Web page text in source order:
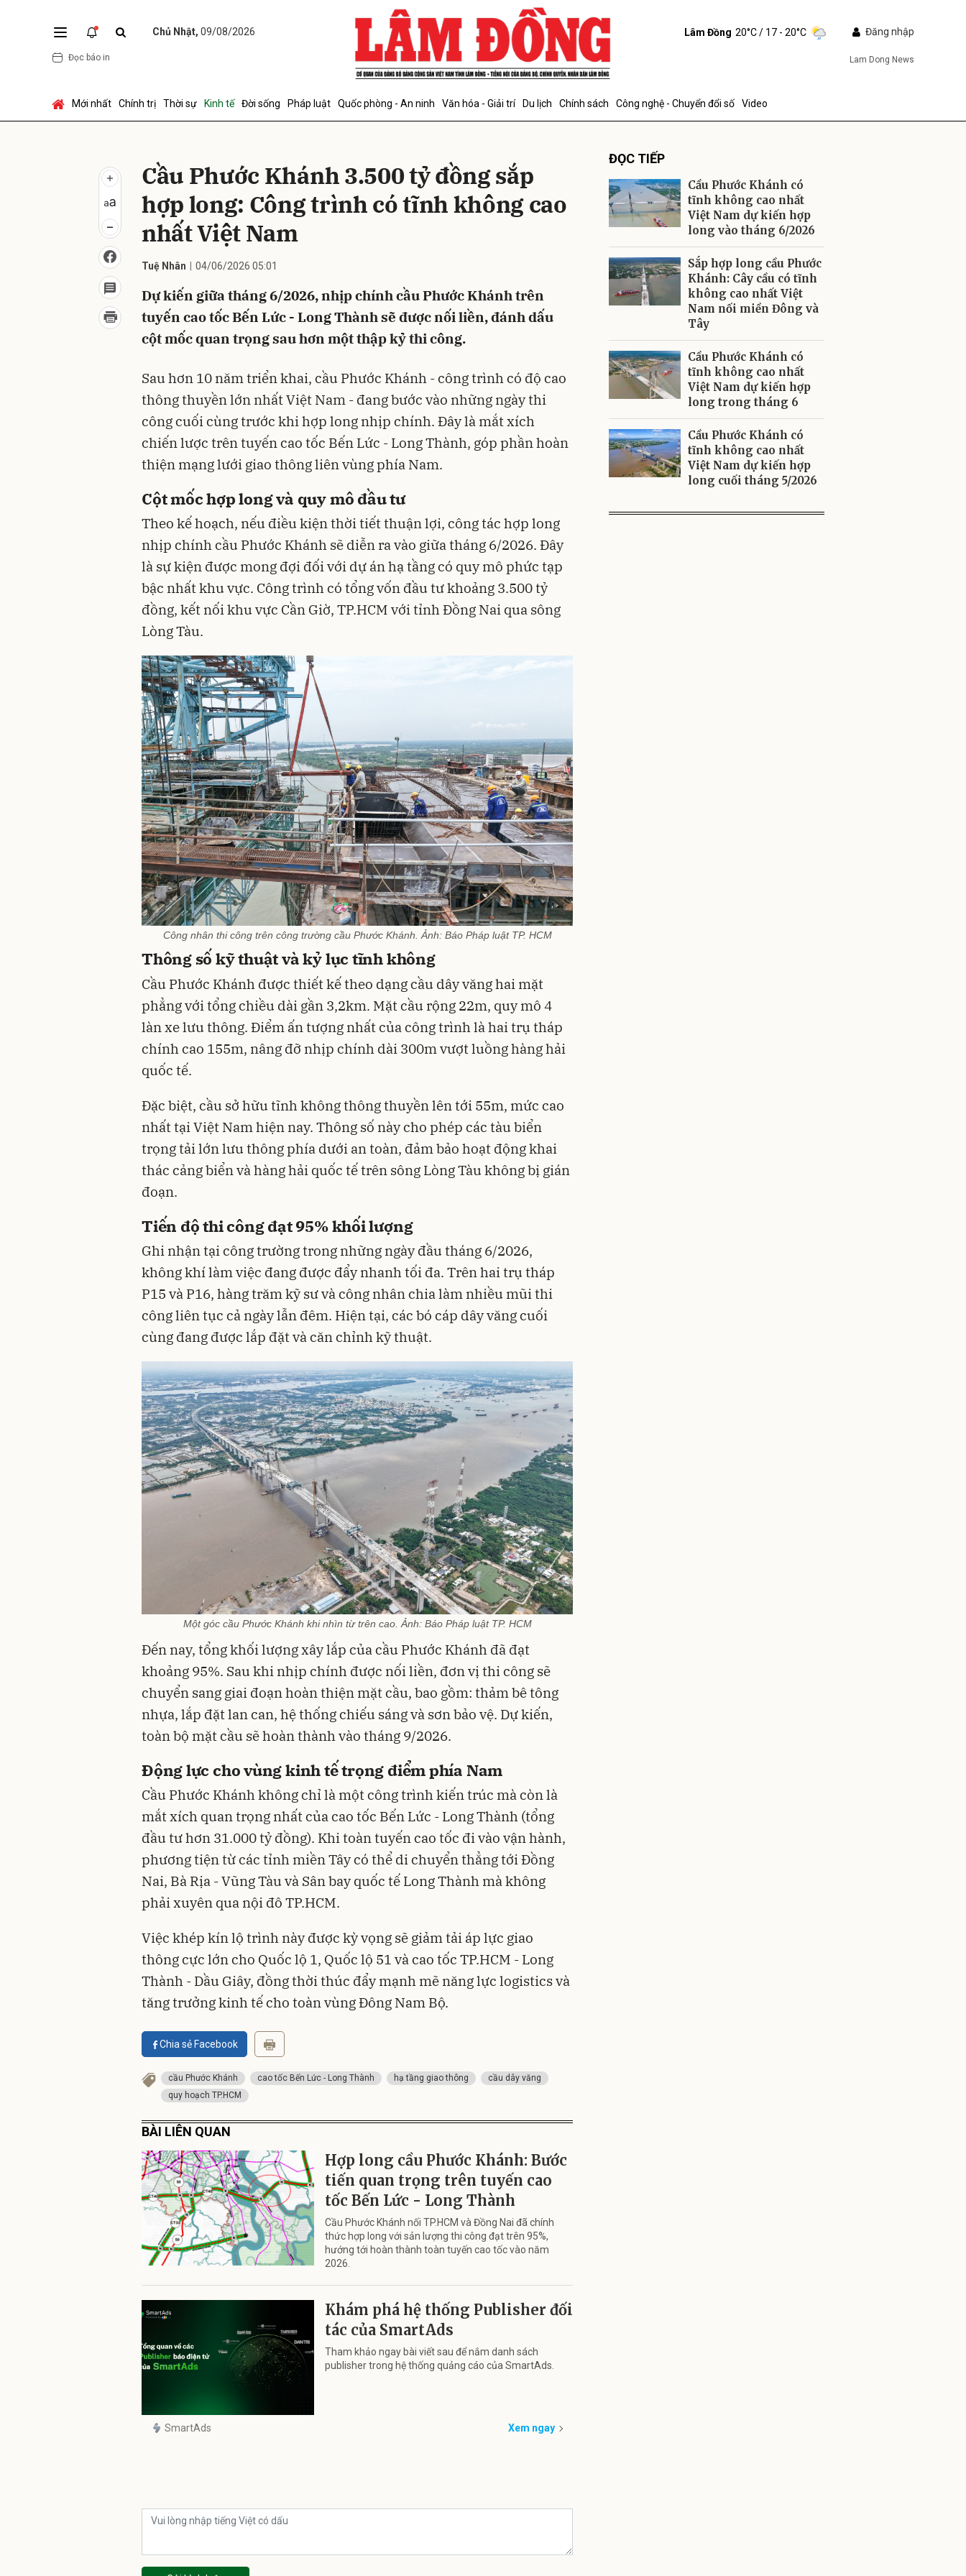
Chủ Nhật, 09/08/2026
Đọc báo in
Lâm Đồng 20°C/ 17 - 20°C Đăng nhập
Lam Dong News
Mới nhất Chính trị Thời sự Kinh tế Đời sống Pháp luật Quốc phòng - An ninh Văn hóa - Giải trí Du lịch Chính sách Công nghệ - Chuyển đổi số Video
Cầu Phước Khánh 3.500 tỷ đồng sắp
hợp long: Công trình có tĩnh không cao
nhất Việt Nam
Tuệ Nhân 04/06/2026 05:01
Dự kiến giữa tháng 6/2026, nhịp chính cầu Phước Khánh trên
tuyến cao tốc Bến Lức - Long Thành sẽ được nối liền, đánh dấu
cột mốc quan trọng sau hơn một thập kỷ thi công.
Sau hơn 10 năm triển khai, cầu Phước Khánh - công trình có độ cao
thông thuyền lớn nhất Việt Nam - đang bước vào những ngày thi
công cuối cùng trước khi hợp long nhịp chính. Đây là mắt xích
chiến lược trên tuyến cao tốc Bến Lức - Long Thành, góp phần hoàn
thiện mạng lưới giao thông liên vùng phía Nam.
Cột mốc hợp long và quy mô đầu tư
Theo kế hoạch, nếu điều kiện thời tiết thuận lợi, công tác hợp long
nhịp chính cầu Phước Khánh sẽ diễn ra vào giữa tháng 6/2026. Đây
là sự kiện được mong đợi đối với dự án hạ tầng có quy mô phức tạp
bậc nhất khu vực. Công trình có tổng vốn đầu tư khoảng 3.500 tỷ
đồng, kết nối khu vực Cần Giờ, TP.HCM với tỉnh Đồng Nai qua sông
Lòng Tàu.
Công nhân thi công trên công trường cầu Phước Khánh. Ảnh: Báo Pháp luật TP. HCM
Thông số kỹ thuật và kỷ lục tĩnh không
Cầu Phước Khánh được thiết kế theo dạng cầu dây văng hai mặt
phẳng với tổng chiều dài gần 3,2km. Mặt cầu rộng 22m, quy mô 4
làn xe lưu thông. Điểm ấn tượng nhất của công trình là hai trụ tháp
chính cao 155m, nâng đỡ nhịp chính dài 300m vượt luồng hàng hải
quốc tế.
Đặc biệt, cầu sở hữu tĩnh không thông thuyền lên tới 55m, mức cao
nhất tại Việt Nam hiện nay. Thông số này cho phép các tàu biển
trọng tải lớn lưu thông phía dưới an toàn, đảm bảo hoạt động khai
thác cảng biển và hàng hải quốc tế trên sông Lòng Tàu không bị gián
đoạn.
Tiến độ thi công đạt 95% khối lượng
Ghi nhận tại công trường trong những ngày đầu tháng 6/2026,
không khí làm việc đang được đẩy nhanh tối đa. Trên hai trụ tháp
P15 và P16, hàng trăm kỹ sư và công nhân chia làm nhiều mũi thi
công liên tục cả ngày lẫn đêm. Hiện tại, các bó cáp dây văng cuối
cùng đang được lắp đặt và căn chỉnh kỹ thuật.
Một góc cầu Phước Khánh khi nhìn từ trên cao. Ảnh: Báo Pháp luật TP. HCM
Đến nay, tổng khối lượng xây lắp của cầu Phước Khánh đã đạt
khoảng 95%. Sau khi nhịp chính được nối liền, đơn vị thi công sẽ
chuyển sang giai đoạn hoàn thiện mặt cầu, bao gồm: thảm bê tông
nhựa, lắp đặt lan can, hệ thống chiếu sáng và sơn bảo vệ. Dự kiến,
toàn bộ mặt cầu sẽ hoàn thành vào tháng 9/2026.
Động lực cho vùng kinh tế trọng điểm phía Nam
Cầu Phước Khánh không chỉ là một công trình kiến trúc mà còn là
mắt xích quan trọng nhất của cao tốc Bến Lức - Long Thành (tổng
đầu tư hơn 31.000 tỷ đồng). Khi toàn tuyến cao tốc đi vào vận hành,
phương tiện từ các tỉnh miền Tây có thể di chuyển thẳng tới Đồng
Nai, Bà Rịa - Vũng Tàu và Sân bay quốc tế Long Thành mà không
phải xuyên qua nội đô TP.HCM.
Việc khép kín lộ trình này được kỳ vọng sẽ giảm tải áp lực giao
thông cực lớn cho Quốc lộ 1, Quốc lộ 51 và cao tốc TP.HCM - Long
Thành - Dầu Giây, đồng thời thúc đẩy mạnh mẽ năng lực logistics và
tăng trưởng kinh tế cho toàn vùng Đông Nam Bộ.
Chia sẻ Facebook
cầu Phước Khánh cao tốc Bến Lức - Long Thành hạ tầng giao thông
cầu dây văng
quy hoạch TP.HCM
BÀI LIÊN QUAN
Hợp long cầu Phước Khánh: Bước
tiến quan trọng trên tuyến cao
tốc Bến Lức - Long Thành
Cầu Phước Khánh nối TP.HCM và Đồng Nai đã chính
thức hợp long với sản lượng thi công đạt trên 95%,
hướng tới hoàn thành toàn tuyến cao tốc vào năm
2026.
Khám phá hệ thống Publisher đối
tác của SmartAds
Tham khảo ngay bài viết sau để nắm danh sách
publisher trong hệ thống quảng cáo của SmartAds.
SmartAds Xem ngay
ĐỌC TIẾP
Cầu Phước Khánh có
tĩnh không cao nhất
Việt Nam dự kiến hợp
long vào tháng 6/2026
Sắp hợp long cầu Phước
Khánh: Cây cầu có tĩnh
không cao nhất Việt
Nam nối miền Đông và
Tây
Cầu Phước Khánh có
tĩnh không cao nhất
Việt Nam dự kiến hợp
long trong tháng 6
Cầu Phước Khánh có
tĩnh không cao nhất
Việt Nam dự kiến hợp
long cuối tháng 5/2026
Gửi bình luận